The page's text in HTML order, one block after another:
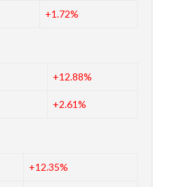
+1.72%
+12.88%
+2.61%
+12.35%